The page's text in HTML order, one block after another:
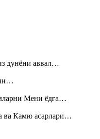
дунёни аввал…
Мени ёдга…
ва Камю асарлари…